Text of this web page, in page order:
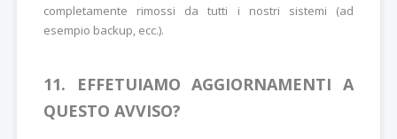
completamente rimossi da tutti i nostri sistemi (ad
esempio backup, ecc.).
11. EFFETUIAMO AGGIORNAMENTI A
QUESTO AVVISO?